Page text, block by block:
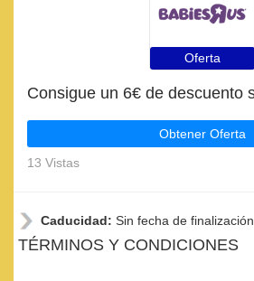
Oferta
Obtener Oferta
13 Vistas
Caducidad: Sin fecha de finalización
TÉRMINOS Y CONDICIONES